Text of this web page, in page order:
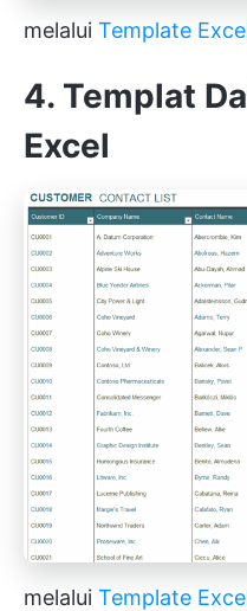
melalui Template
4. Templat
Excel
melalui Template